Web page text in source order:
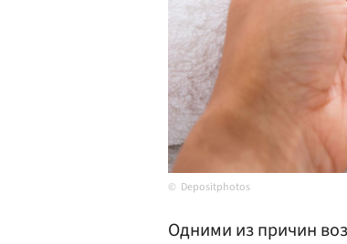
Depositphotos
Одними из причин